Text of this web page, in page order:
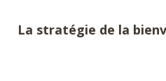
La stratégie de la